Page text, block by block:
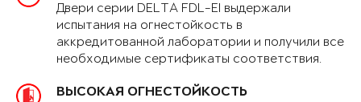
Двери серии DELTA FDL-EI выдержали
испытания на огнестойкость в
аккредитованной лаборатории и получили все
необходимые сертификаты соответствия.
ВЫСОКАЯ ОГНЕСТОЙКОСТЬ